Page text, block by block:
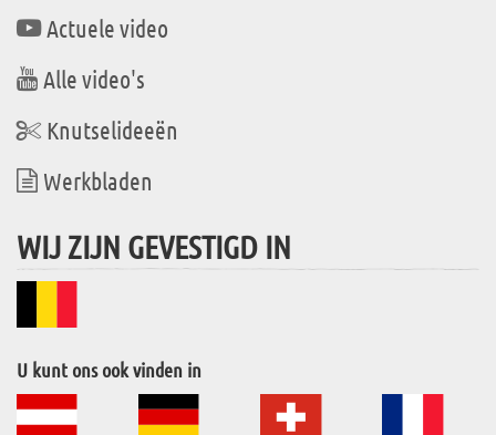
Actuele video
Alle video's
Knutselideeën
Werkbladen
WIJ ZIJN GEVESTIGD IN
U kunt ons ook vinden in